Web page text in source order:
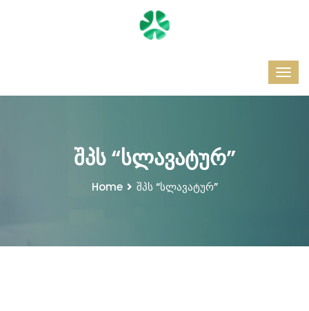
შპს “სლავატურ”
Home შპს “სლავატურ”